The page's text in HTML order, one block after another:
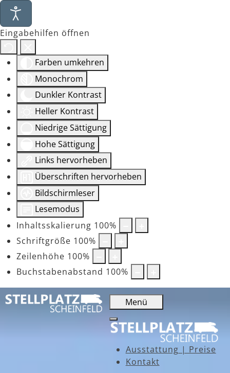
Eingabehilfen öffnen
Farben umkehren
Monochrom
Dunkler Kontrast
Heller Kontrast
Niedrige Sättigung
Hohe Sättigung
Links hervorheben
Überschriften hervorheben
Bildschirmleser
Lesemodus
Inhaltsskalierung 100%
Schriftgröße 100%
Zeilenhöhe 100%
Buchstabenabstand 100%
Menü
Ausstattung | Preise
Kontakt